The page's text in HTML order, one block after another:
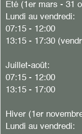
Eté (1er mars - 31
Lundi au vendredi:
07:15 - 12:00
13:15 - 17:30
Juillet-août:
07:15 - 12:00
13:15 - 17:00
Hiver (1er
Lundi au vendredi: